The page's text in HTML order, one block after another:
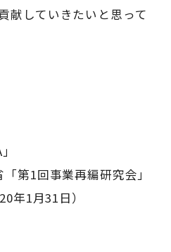
献していきたいと思って
第1回事業再編研究会」
年1月31日）